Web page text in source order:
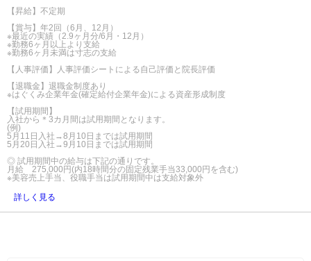
【昇給】不定期
【賞与】年2回（6月、12月）
※最近の実績（2.9ヶ月分/6月・12月）
※勤務6ヶ月以上より支給
※勤務6ヶ月未満は寸志の支給
【人事評価】人事評価シートによる自己評価と院長評価
【退職金】退職金制度あり
※はぐくみ企業年金(確定給付企業年金)による資産形成制度
【試用期間】
入社から＊3カ月間は試用期間となります。
(例)
5月11日入社→8月10日までは試用期間
5月20日入社→9月10日までは試用期間
◎ 試用期間中の給与は下記の通りです。
月給 275,000円(内18時間分の固定残業手当33,000円を含む)
※美容売上手当、役職手当は試用期間中は支給対象外
詳しく見る